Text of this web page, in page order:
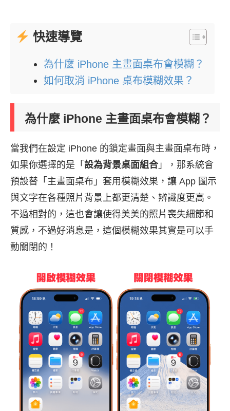
快速導覽
為什麼 iPhone 主畫面桌布會模糊？
如何取消 iPhone 桌布模糊效果？
為什麼 iPhone 主畫面桌布會模糊？
當我們在設定 iPhone 的鎖定畫面與主畫面桌布時，
如果你選擇的是「 設為背景桌面組合」，那系統會
預設替「主畫面桌布」套用模糊效果，讓 App 圖示
與文字在各種照片背景上都更清楚、辨識度更高。
不過相對的，這也會讓使得美美的照片喪失細節和
質感，不過好消息是，這個模糊效果其實是可以手
動關閉的！